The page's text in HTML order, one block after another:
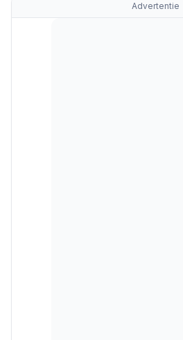
Advertentie